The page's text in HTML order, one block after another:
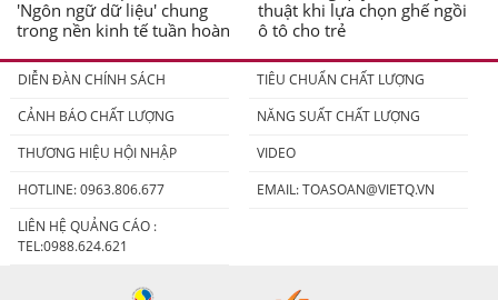
'Ngôn ngữ dữ liệu' chung
trong nền kinh tế tuần hoàn
thuật khi lựa chọn ghế ngồi
ô tô cho trẻ
DIỄN ĐÀN CHÍNH SÁCH
TIÊU CHUẨN CHẤT LƯỢNG
CẢNH BÁO CHẤT LƯỢNG
NĂNG SUẤT CHẤT LƯỢNG
THƯƠNG HIỆU HỘI NHẬP
VIDEO
HOTLINE: 0963.806.677
EMAIL:TOASOAN@VIETQ.VN
LIÊN HỆ QUẢNG CÁO :
TEL:0988.624.621